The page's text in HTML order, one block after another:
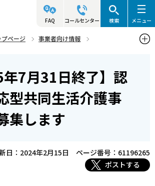
FAQ コールセンター 検索 メニュー
プページ
事業者向け情報
育所等を除く）
過去に行った募集
】認知症対応型共同生活介護事業者を募集し
年7月31日終了】認
型共同生活介護事
集します
日：2024年2月15日
ページ番号：61196265
ポストする